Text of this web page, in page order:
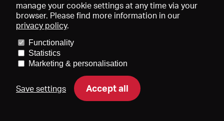
Données médiatiques
Conditions générales de vente
Contact
Aide Newsletter
manage your cookie settings at any time via your
browser. Please find more information in our
privacy policy.
Functionality
Statistics
Marketing & personalisation
Save settings Accept all